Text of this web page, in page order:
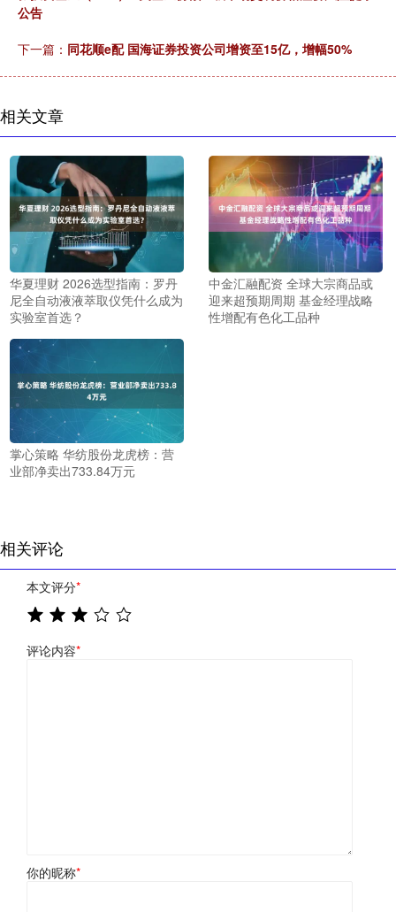
公告
下一篇： 同花顺e配 国海证券投资公司增资至15亿，增幅50%
相关文章
华夏理财 2026选型指南：罗丹
尼全自动液液萃取仪凭什么成为
实验室首选？
中金汇融配资 全球大宗商品或
迎来超预期周期 基金经理战略
性增配有色化工品种
掌心策略 华纺股份龙虎榜：营
业部净卖出733.84万元
相关评论
本文评分*
评论内容*
你的昵称*